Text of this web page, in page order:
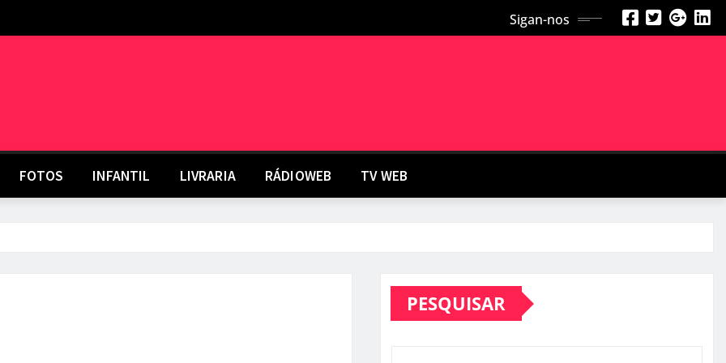
Sigan-nos
FOTOS INFANTIL LIVRARIA RÁDIOWEB TV WEB
PESQUISAR